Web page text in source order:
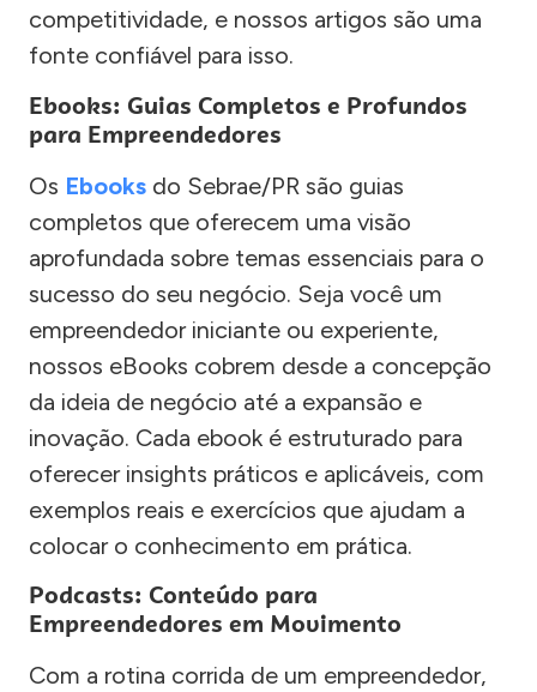
competitividade, e nossos artigos são uma
fonte confiável para isso.
Ebooks: Guias Completos e Profundos
para Empreendedores
Os Ebooks do Sebrae/PR são guias
completos que oferecem uma visão
aprofundada sobre temas essenciais para o
sucesso do seu negócio. Seja você um
empreendedor iniciante ou experiente,
nossos eBooks cobrem desde a concepção
da ideia de negócio até a expansão e
inovação. Cada ebook é estruturado para
oferecer insights práticos e aplicáveis, com
exemplos reais e exercícios que ajudam a
colocar o conhecimento em prática.
Podcasts: Conteúdo para
Empreendedores em Movimento
Com a rotina corrida de um empreendedor,